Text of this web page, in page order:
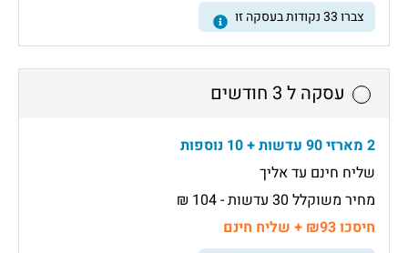
צברו33נקודות בעסקה זו
עסקה ל 3 חודשים
2 מארזי 90 עדשות + 10 נוספות
שליח חינם עד אליך
מחיר משוקלל 30 עדשות - 104 ₪
חיסכו ₪93 + שליח חינם